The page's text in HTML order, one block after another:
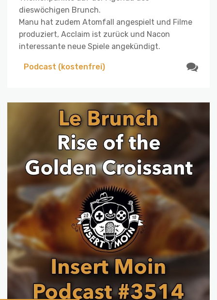
dieswöchigen Brunch.
Manu hat zudem Atomfall angespielt und Filme
produziert, Acclaim ist zurück und Nacon
interessante neue Spiele angekündigt.
Podcast (kostenfrei)